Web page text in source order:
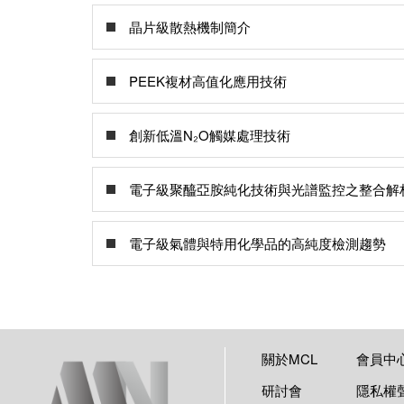
晶片級散熱機制簡介
PEEK複材高值化應用技術
創新低溫N₂O觸媒處理技術
電子級聚醯亞胺純化技術與光譜監控之整合解
電子級氣體與特用化學品的高純度檢測趨勢
關於MCL
會員中
研討會
隱私權